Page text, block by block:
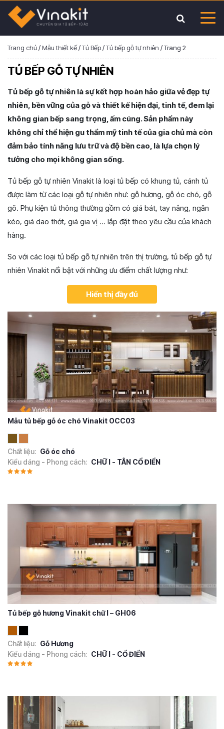
Trang chủ/Mẫu thiết kế/Tủ Bếp/Tủ bếp gỗ tự nhiên /Trang 2
TỦ BẾP GỖ TỰ NHIÊN
Tủ bếp gỗ tự nhiên là sự kết hợp hoàn hảo giữa vẻ đẹp tự
nhiên, bền vững của gỗ và thiết kế hiện đại, tinh tế, đem lại
không gian bếp sang trọng, ấm cúng. Sản phẩm này
không chỉ thể hiện gu thẩm mỹ tinh tế của gia chủ mà còn
đảm bảo tính năng lưu trữ và độ bền cao, là lựa chọn lý
tưởng cho mọi không gian sống.
Tủ bếp gỗ tự nhiên Vinakit là loại tủ bếp có khung tủ, cánh tủ
được làm từ các loại gỗ tự nhiên như: gỗ hương, gỗ óc chó, gỗ
gõ. Phụ kiện tủ thông thường gồm có giá bát, tay nâng, ngăn
kéo, giá dao thớt, giá gia vị … lắp đặt theo yêu cầu của khách
hàng.
So với các loại tủ bếp gỗ tự nhiên trên thị trường, tủ bếp gỗ tự
nhiên Vinakit nổi bật với những ưu điểm chất lượng như:
Hiển thị đầy đủ
Mẫu tủ bếp gỗ óc chó Vinakit OCC03
Chất liệu: Gỗ óc chó
Kiểu dáng - Phong cách: CHỮ I - TÂN CỔ ĐIỂN
Tủ bếp gỗ hương Vinakit chữ I – GH06
Chất liệu: Gỗ Hương
Kiểu dáng - Phong cách: CHỮ I - CỔ ĐIỂN